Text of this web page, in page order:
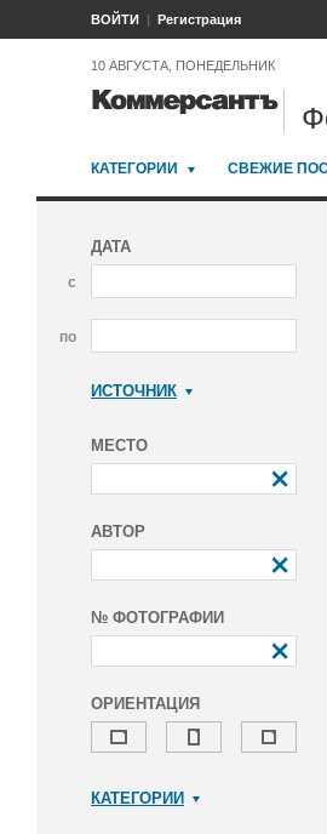
ВОЙТИ Регистрация
10 АВГУСТА, ПОНЕДЕЛЬНИК
КАТЕГОРИИ СВЕЖИЕ
ДАТА
с
по
ИСТОЧНИК
МЕСТО
АВТОР
№ ФОТОГРАФИИ
ОРИЕНТАЦИЯ
КАТЕГОРИИ